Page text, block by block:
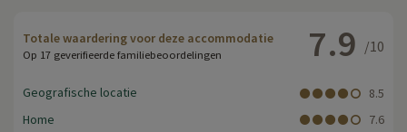
Totale waardering voor deze accommodatie
Op 17 geverifieerde familiebeoordelingen 7.9 /10
Geografische locatie
8.5
Home
7.6